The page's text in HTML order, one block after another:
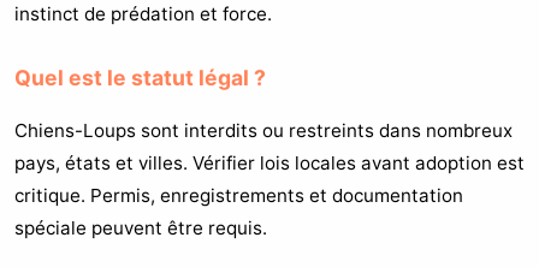
instinct de prédation et force.
Quel est le statut légal ?
Chiens-Loups sont interdits ou restreints dans nombreux
pays, états et villes. Vérifier lois locales avant adoption est
critique. Permis, enregistrements et documentation
spéciale peuvent être requis.